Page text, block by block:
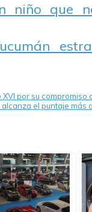
niño que
por su compromiso
alcanza el puntaje